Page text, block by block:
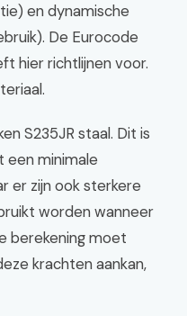
en dynamische
De Eurocode
hier richtlijnen voor.
S235JR staal. Dit is
minimale
er zijn ook sterkere
worden wanneer
berekening moet
krachten aankan,